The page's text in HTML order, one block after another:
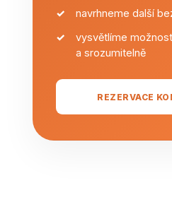
navrhneme další
vysvětlíme
a srozumitelně
REZERVACE